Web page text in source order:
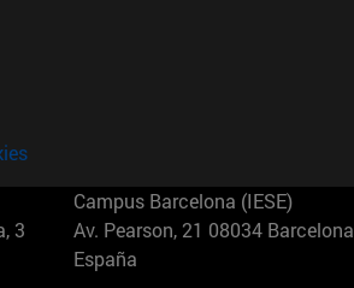
3
Campus Barcelona (IESE)
Av. Pearson, 21 08034 Barcelona
España